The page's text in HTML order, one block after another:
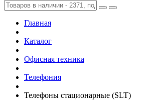
Главная
Каталог
Офисная техника
Телефония
Телефоны стационарные (SLT)